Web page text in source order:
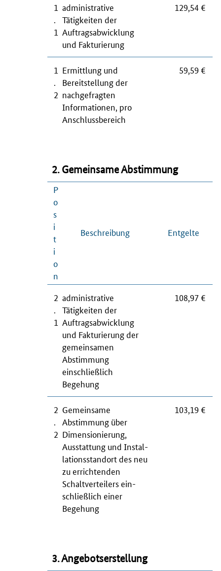
1
1
administrative
Tätigkeiten der
Auftragsabwicklung
und Fakturierung
129,54 €
1
2
Ermittlung und
Bereitstellung der
nachgefragten
Informationen, pro
Anschlussbereich
59,59 €
2. Gemeinsame Abstimmung
P
o
s
i
t
i
o
n
Beschreibung Entgelte
2
1
administrative
Tätigkeiten der
Auftragsabwicklung
und Fakturierung der
gemeinsamen
Abstimmung
einschließlich
Begehung
108,97 €
2
2
Gemeinsame
Abstimmung über
Dimensionierung,
Ausstattung und Instal­
lationsstandort des neu
zu errichtenden
Schaltverteilers ein­
schließlich einer
Begehung
103,19 €
3. Angebotserstellung